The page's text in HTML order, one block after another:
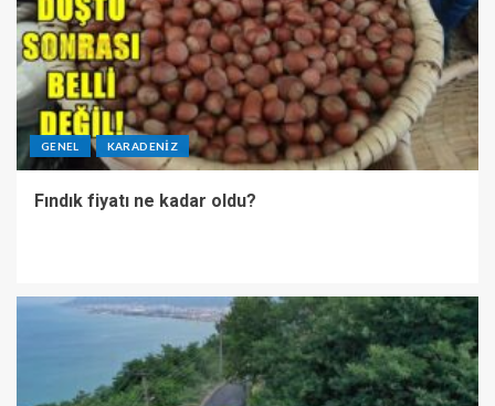
GENEL KARADENIZ
Fındık fiyatı ne kadar oldu?